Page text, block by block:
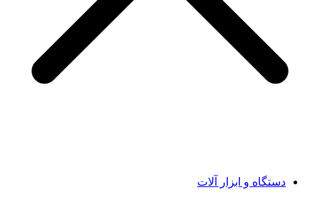
دستگاه و ابزار آلات